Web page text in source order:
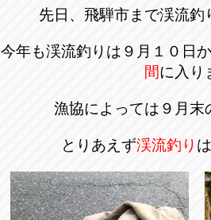
先日、飛騨市まで渓流
今年も渓流釣りは９月１０日
間に入り
漁協によっては９月末
とりあえず渓流釣り